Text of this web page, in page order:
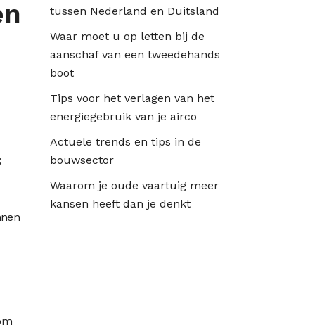
tussen Nederland en Duitsland
Waar moet u op letten bij de
aanschaf van een tweedehands
boot
Tips voor het verlagen van het
energiegebruik van je airco
Actuele trends en tips in de
bouwsector
Waarom je oude vaartuig meer
kansen heeft dan je denkt